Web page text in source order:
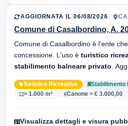
AGGIORNATA IL 06/08/2026
Comune di Casalbordino, A.
Comune di Casalbordino è l'ente
concessione. L'uso è turistico
stabilimento balneare privato
Turistico Ricreativo
Stabilimento
> 1.000 m²
Canone > € 3.000,00
Visualizza dettagli e visura